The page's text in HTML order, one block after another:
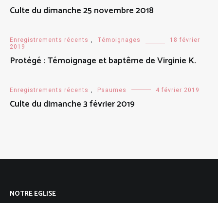
Culte du dimanche 25 novembre 2018
Enregistrements récents , Témoignages
18 février
2019
Protégé : Témoignage et baptême de Virginie K.
Enregistrements récents , Psaumes 4 février 2019
Culte du dimanche 3 février 2019
NOTRE EGLISE